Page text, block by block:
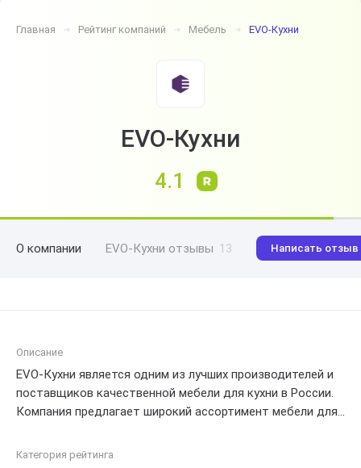
Главная ➔ Рейтинг компаний ➔ Мебель ➔ EVO-Кухни
EVO-Кухни
4.1
О компании EVO-Кухни отзывы 13 Написать отзыв
Описание
EVO-Кухни является одним из лучших производителей и
поставщиков качественной мебели для кухни в России.
Компания предлагает широкий ассортимент мебели для
шкафы и многое другое. EVO-Кухни также предлагает
Категория рейтинга